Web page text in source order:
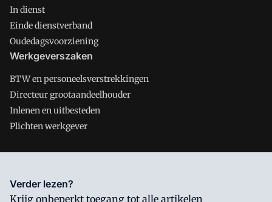
In dienst
Einde dienstverband
Oudedagsvoorziening
Werkgeverszaken
BTW en personeelsverstrekkingen
Directeur grootaandeelhouder
Inlenen en uitbesteden
Plichten werkgever
Salarisnet is onderdeel van VMN media. Lees in
waar VMN media voor staat. Op gebruik van deze site zijn de
Verder lezen?
Krijg onbeperkt toegang tot alle artikelen